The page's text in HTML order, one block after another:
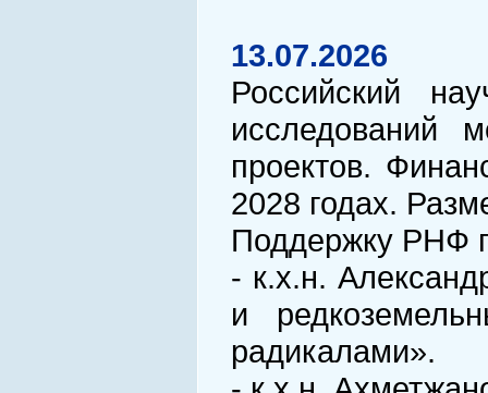
13.07.2026
Российский
исследований
проектов.
2028 годах.
Поддержку РНФ
- к.х.н.
и
радикалами».